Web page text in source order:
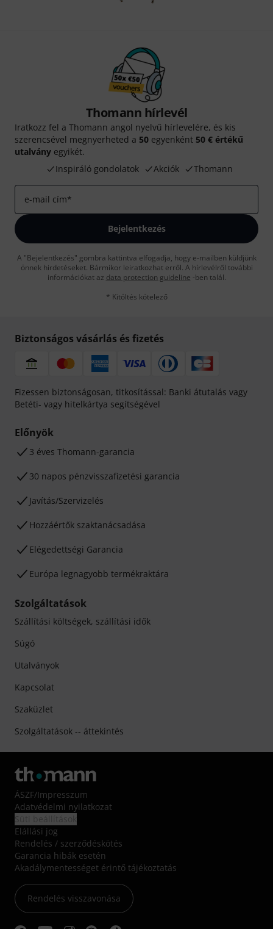
Thomann hírlevél
Iratkozz fel a Thomann angol nyelvű hírlevelére, és kis
szerencsével megnyerheted a 50 egyenként 50 € értékű
utalvány egyikét.
Inspiráló gondolatok
Akciók Thomann
e-mail cím*
Bejelentkezés
A "Bejelentkezés" gombra kattintva elfogadja, hogy e-mailben küldjünk
önnek hirdetéseket. Bármikor leiratkozhat erről. A hírlevélről további
információkat az data protection guideline -ben talál.
* Kitöltés kötelező
Biztonságos vásárlás és fizetés
Fizessen biztonságosan, titkosítással: Banki átutalás vagy
Betéti- vagy hitelkártya segítségével
Előnyök
3 éves Thomann-garancia
30 napos pénzvisszafizetési garancia
Javítás/Szervizelés
Hozzáértők szaktanácsadása
Elégedettségi Garancia
Európa legnagyobb termékraktára
Szolgáltatások
Szállítási költségek, szállítási idők
Súgó
Utalványok
Kapcsolat
Szaküzlet
Szolgáltatások -- áttekintés
ÁSZF/Impresszum
Adatvédelmi nyilatkozat
Elállási jog
Rendelés / szerződéskötés
Garancia hibák esetén
Akadálymentességet érintő tájékoztatás
Rendelés visszavonása